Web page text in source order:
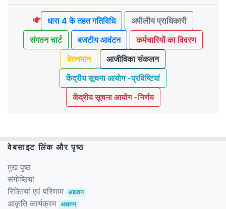
धारा 4 के तहत गतिविधि
अपीलीय प्राधिकारी
संगठन चार्ट
बजटीय आवंटन
कर्मचारियों का विवरण
वेतनमान
आजीविका संकलन
केंद्रीय सूचना आयोग -प्रविष्टियां
केंद्रीय सूचना आयोग -निर्णय
वेबसाइट लिंक और पृष्ठ
मुख पृष्ठ
संगोष्ठियां
रिक्तियां एवं परिणाम अद्यतन
आकृति कार्यक्रम अद्यतन